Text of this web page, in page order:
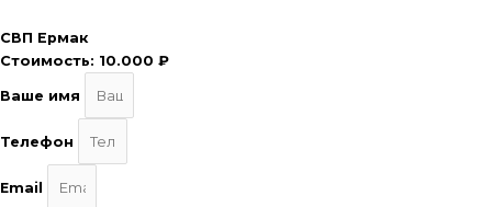
СВП Ермак
Стоимость: 10.000 ₽
Ваше имя
Телефон
Email